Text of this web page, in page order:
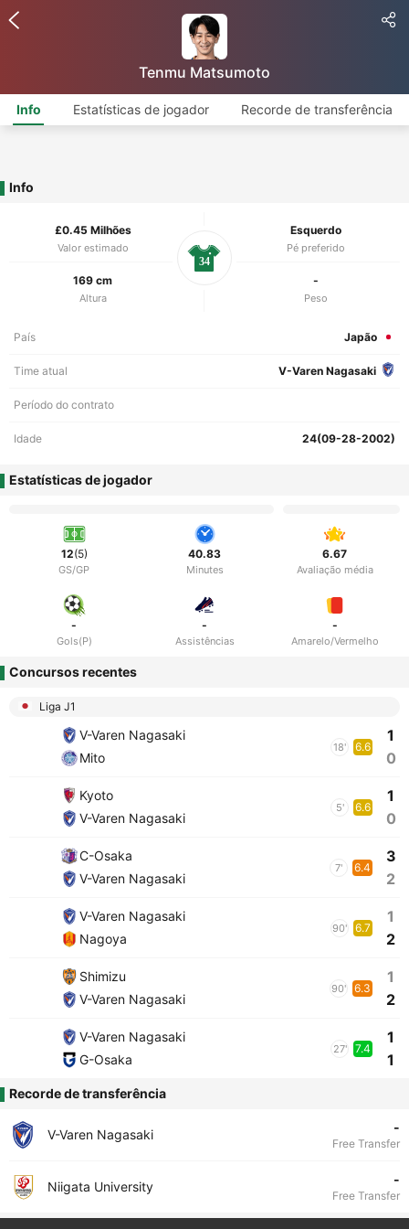
Tenmu Matsumoto
Info Estatísticas de jogador Recorde de transferência
Info
£0.45 Milhões
Valor estimado
Esquerdo
Pé preferido
169 cm
Altura
-
Peso
34
País Japão
Time atual V-Varen Nagasaki
Período do contrato
Idade 24(09-28-2002)
Estatísticas de jogador
12(5)
GS/GP
40.83
Minutes
6.67
Avaliação média
-
Gols(P)
-
Assistências
-
Amarelo/Vermelho
Concursos recentes
Liga J1
V-Varen Nagasaki
Mito
18' 6.6
1
0
Kyoto
V-Varen Nagasaki
5' 6.6
1
0
C-Osaka
V-Varen Nagasaki
7' 6.4
3
2
V-Varen Nagasaki
Nagoya
90' 6.7
1
2
Shimizu
V-Varen Nagasaki
90' 6.3
1
2
V-Varen Nagasaki
G-Osaka
27' 7.4
1
1
Recorde de transferência
V-Varen Nagasaki -
Free Transfer
Niigata University -
Free Transfer